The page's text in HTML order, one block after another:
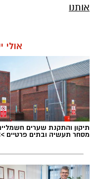
אותנו
אולי
תיקון והתקנת שערים
מסחר תעשיה ובתים פרטיים